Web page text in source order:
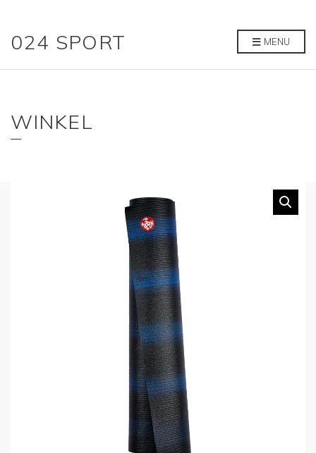
024 SPORT MENU
WINKEL